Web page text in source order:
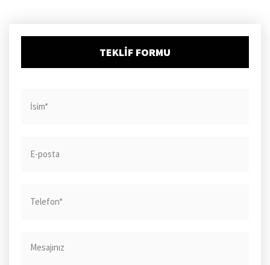
TEKLIF FORMU